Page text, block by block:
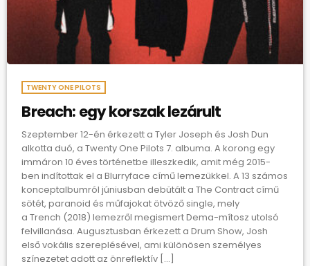
TWENTY ONE PILOTS
Breach: egy korszak lezárult
Szeptember 12-én érkezett a Tyler Joseph és Josh Dun
alkotta duó, a Twenty One Pilots 7. albuma. A korong egy
immáron 10 éves történetbe illeszkedik, amit még 2015-
ben indítottak el a Blurryface című lemezükkel. A 13 számos
konceptalbumról júniusban debütált a The Contract című
sötét, paranoid és műfajokat ötvöző single, mely
a Trench (2018) lemezről megismert Dema-mítosz utolsó
felvillanása. Augusztusban érkezett a Drum Show, Josh
első vokális szereplésével, ami különösen személyes
színezetet adott az önreflektív […]